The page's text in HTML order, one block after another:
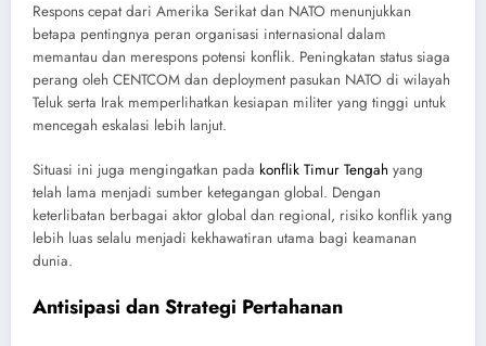
Respons cepat dari Amerika Serikat dan NATO menunjukkan
betapa pentingnya peran organisasi internasional dalam
memantau dan merespons potensi konflik. Peningkatan status siaga
perang oleh CENTCOM dan deployment pasukan NATO di wilayah
Teluk serta Irak memperlihatkan kesiapan militer yang tinggi untuk
mencegah eskalasi lebih lanjut.
Situasi ini juga mengingatkan pada konflik Timur Tengah yang
telah lama menjadi sumber ketegangan global. Dengan
keterlibatan berbagai aktor global dan regional, risiko konflik yang
lebih luas selalu menjadi kekhawatiran utama bagi keamanan
dunia.
Antisipasi dan Strategi Pertahanan